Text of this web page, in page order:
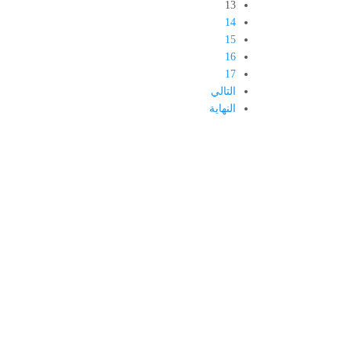
13
14
15
16
17
التالي
النهاية